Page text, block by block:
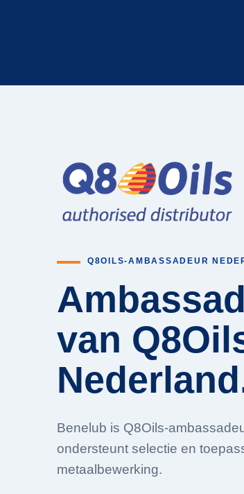
Q8OILS-AMBASSADEUR
van
Benelub is Q8Oils-
ondersteunt selectie en
metaalbewerking.